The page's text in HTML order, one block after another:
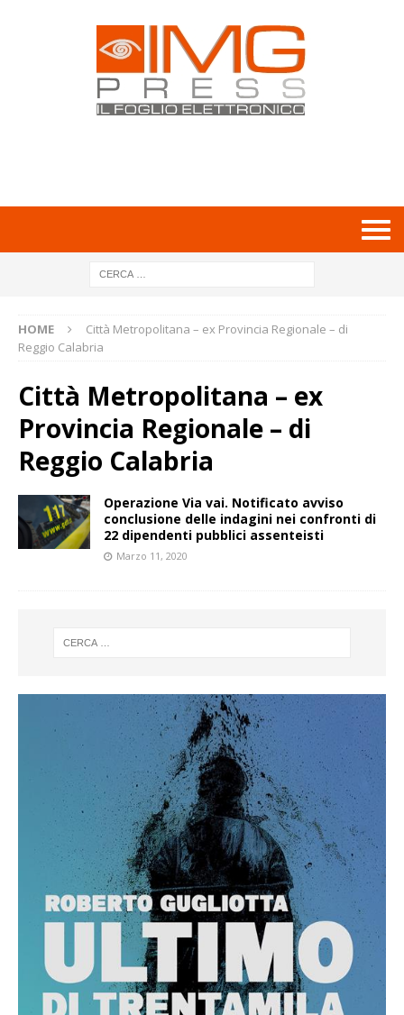
HOME
Città Metropolitana – ex Provincia Regionale – di
Reggio Calabria
Città Metropolitana – ex
Provincia Regionale – di
Reggio Calabria
Operazione Via vai. Notificato avviso
conclusione delle indagini nei confronti di
22 dipendenti pubblici assenteisti
Marzo 11, 2020